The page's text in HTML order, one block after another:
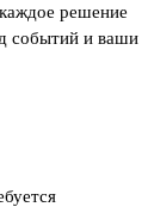
решение
событий и ваши